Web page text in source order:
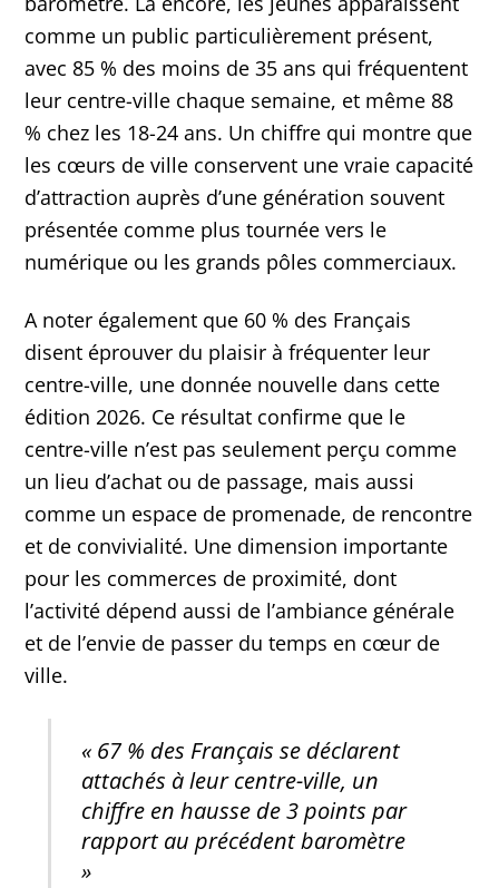
comme un public particulièrement présent,
avec 85 % des moins de 35 ans qui fréquentent
leur centre-ville chaque semaine, et même 88
% chez les 18-24 ans. Un chiffre qui montre que
les cœurs de ville conservent une vraie capacité
d’attraction auprès d’une génération souvent
présentée comme plus tournée vers le
numérique ou les grands pôles commerciaux.
A noter également que 60 % des Français
disent éprouver du plaisir à fréquenter leur
centre-ville, une donnée nouvelle dans cette
édition 2026. Ce résultat confirme que le
centre-ville n’est pas seulement perçu comme
un lieu d’achat ou de passage, mais aussi
comme un espace de promenade, de rencontre
et de convivialité. Une dimension importante
pour les commerces de proximité, dont
l’activité dépend aussi de l’ambiance générale
et de l’envie de passer du temps en cœur de
ville.
« 67 % des Français se déclarent
attachés à leur centre-ville, un
chiffre en hausse de 3 points par
rapport au précédent baromètre
»